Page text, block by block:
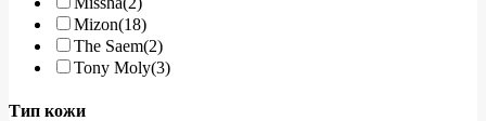
Mizon(18)
The Saem(2)
Tony Moly(3)
Тип кожи